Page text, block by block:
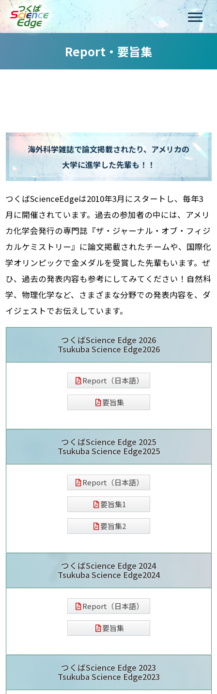
Report・要旨集
海外科学雑誌で論文掲載されたり、アメリカの
大学に進学した先輩も！！
つくばScienceEdgeは2010年3月にスタートし、毎年3
月に開催されています。過去の参加者の中には、アメリ
カ化学会発行の専門誌『ザ・ジャーナル・オブ・フィジ
カルケミストリー』に論文掲載されたチームや、国際化
学オリンピックで金メダルを受賞した先輩もいます。ぜ
ひ、過去の発表内容も参考にしてみてください！自然科
学、物理化学など、さまざまな分野での発表内容を、ダ
イジェストでお伝えしています。
つくばScience Edge 2026
Tsukuba Science Edge2026
Report（日本語）
要旨集
つくばScience Edge 2025
Tsukuba Science Edge2025
Report（日本語）
要旨集1
要旨集2
つくばScience Edge 2024
Tsukuba Science Edge2024
Report（日本語）
要旨集
つくばScience Edge 2023
Tsukuba Science Edge2023